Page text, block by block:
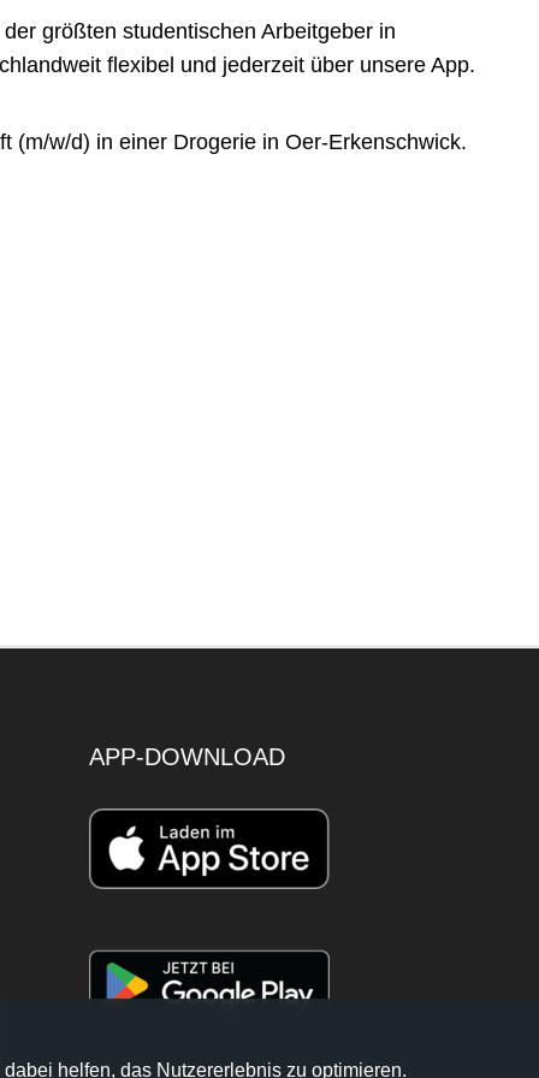
größten studentischen Arbeitgeber in
flexibel und jederzeit über unsere App.
(m/w/d) in einer Drogerie in Oer-Erkenschwick.
APP-DOWNLOAD
helfen, das Nutzererlebnis zu optimieren.